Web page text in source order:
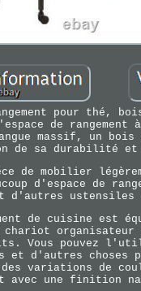
pour thé, bois
de
massif, un
de sa durabilité
de mobilier
d'espace de
ustensiles
de cuisine est
Vous pouvez
d'autres choses
variations de
avec une finition